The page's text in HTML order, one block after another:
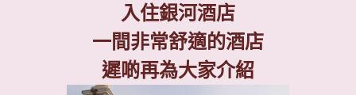
入住銀河酒店
一間非常舒適的酒店
遲啲再為大家介紹